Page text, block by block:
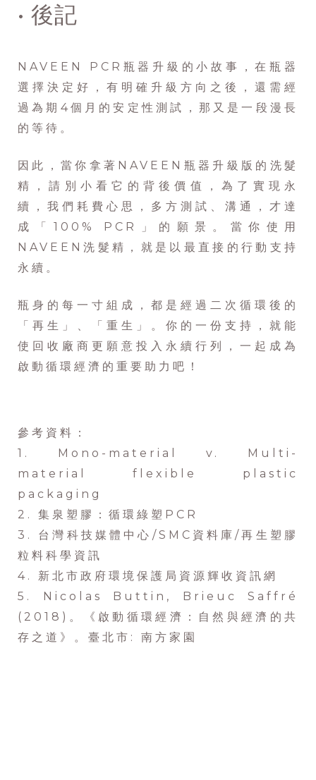
• 後記
NAVEEN PCR瓶器升級的小故事，在瓶器
選擇決定好，有明確升級方向之後，還需經
過為期4個月的安定性測試，那又是一段漫長
的等待。
因此，當你拿著NAVEEN瓶器升級版的洗髮
精，請別小看它的背後價值，為了實現永
續，我們耗費心思，多方測試、溝通，才達
成「100% PCR」的願景。當你使用
NAVEEN洗髮精，就是以最直接的行動支持
永續。
瓶身的每一寸組成，都是經過二次循環後的
「再生」、「重生」。你的一份支持，就能
使回收廠商更願意投入永續行列，一起成為
啟動循環經濟的重要助力吧！
參考資料：
1. Mono-material v. Multi-
material flexible plastic
packaging
2. 集泉塑膠：循環綠塑PCR
3. 台灣科技媒體中心/SMC資料庫/再生塑膠
粒料科學資訊
4. 新北市政府環境保護局資源輝收資訊網
5. Nicolas Buttin, Brieuc Saffré
(2018)。《啟動循環經濟：自然與經濟的共
存之道》。臺北市: 南方家園